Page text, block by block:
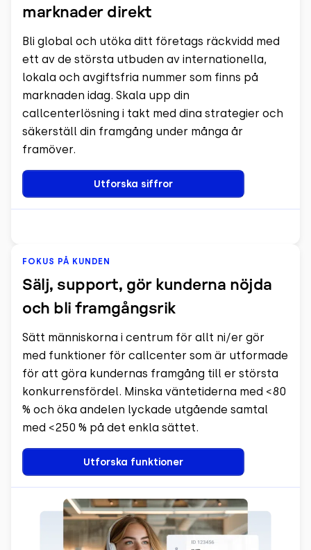
marknader direkt
Bli global och utöka ditt företags räckvidd med
ett av de största utbuden av internationella,
lokala och avgiftsfria nummer som finns på
marknaden idag. Skala upp din
callcenterlösning i takt med dina strategier och
säkerställ din framgång under många år
framöver.
Utforska siffror
FOKUS PÅ KUNDEN
Sälj, support, gör kunderna nöjda
och bli framgångsrik
Sätt människorna i centrum för allt ni/er gör
med funktioner för callcenter som är utformade
för att göra kundernas framgång till er största
konkurrensfördel. Minska väntetiderna med <80
% och öka andelen lyckade utgående samtal
med <250 % på det enkla sättet.
Utforska funktioner